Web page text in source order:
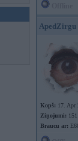
ApedZirgu
Kopš: 17. Apr
Ziņojumi: 151
Braucu ar: